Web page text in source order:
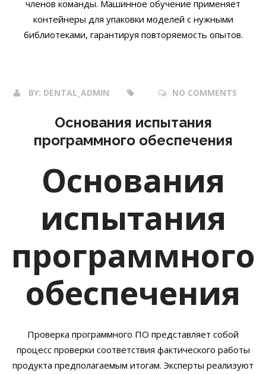
членов команды. Машинное обучение применяет
контейнеры для упаковки моделей с нужными
библиотеками, гарантируя повторяемость опытов.
BY: DENTAL_ADMIN NO COMMENTS
Основания испытания
программного обеспечения
Основания
испытания
программного
обеспечения
Проверка программного ПО представляет собой
процесс проверки соответствия фактического работы
продукта предполагаемым итогам. Эксперты реализуют